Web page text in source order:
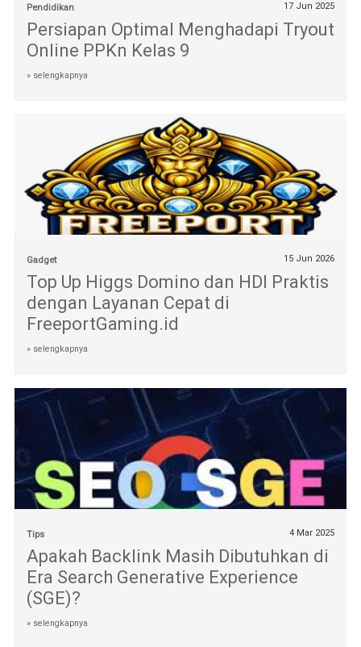
Pendidikan 17 Jun 2025
Persiapan Optimal Menghadapi Tryout
Online PPKn Kelas 9
» selengkapnya
Gadget 15 Jun 2026
Top Up Higgs Domino dan HDI Praktis
dengan Layanan Cepat di
FreeportGaming.id
» selengkapnya
Tips 4 Mar 2025
Apakah Backlink Masih Dibutuhkan di
Era Search Generative Experience
(SGE)?
» selengkapnya